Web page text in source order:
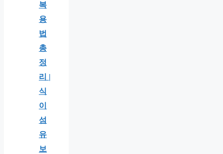
복
용
법
총
정
리 |
식
이
섬
유
보